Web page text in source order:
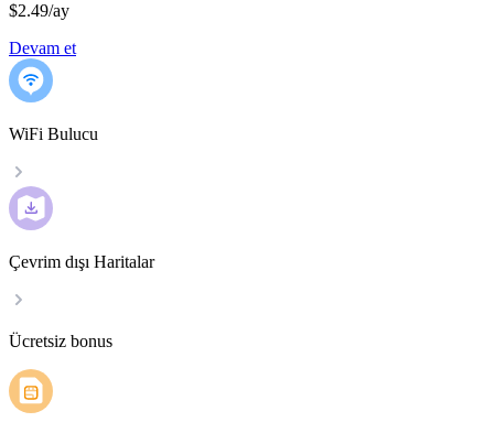
$2.49/ay
Devam et
WiFi Bulucu
Çevrim dışı Haritalar
Ücretsiz bonus